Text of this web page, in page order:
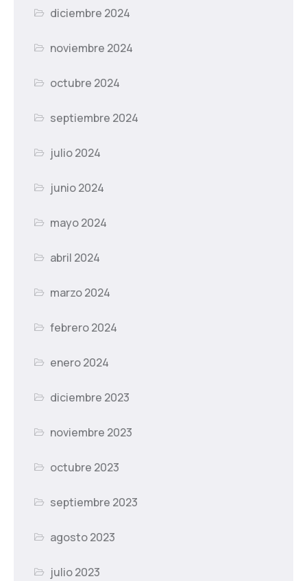
diciembre 2024
noviembre 2024
octubre 2024
septiembre 2024
julio 2024
junio 2024
mayo 2024
abril 2024
marzo 2024
febrero 2024
enero 2024
diciembre 2023
noviembre 2023
octubre 2023
septiembre 2023
agosto 2023
julio 2023